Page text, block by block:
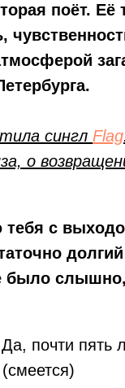
поёт. Её
сингл Flag
о
с
было
почти пять